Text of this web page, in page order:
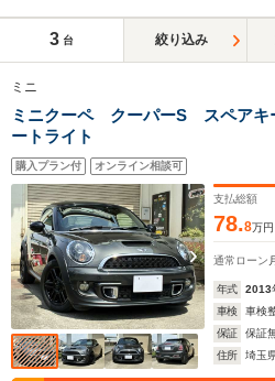
3 台 絞り込み
ミニ
ミニクーペ クーパーS スペアキ
ートライト
購入プラン付 オンライン相談可
支払総額
78.8万円
通常ローン
年式 2013
車検
車検
保証
保証
住所
埼玉